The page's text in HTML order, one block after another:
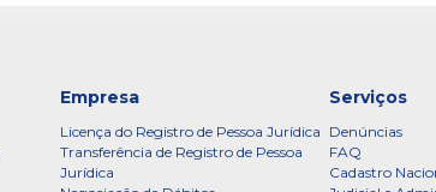
Empresa
Licença do Registro de Pessoa Jurídica
Transferência de Registro de Pessoa
Jurídica
Serviços
Denúncias
FAQ
Cadastro